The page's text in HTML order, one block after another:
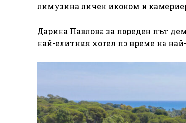
лимузина личен иконом и
Дарина Павлова за пореден път
най-елитния хотел по време на